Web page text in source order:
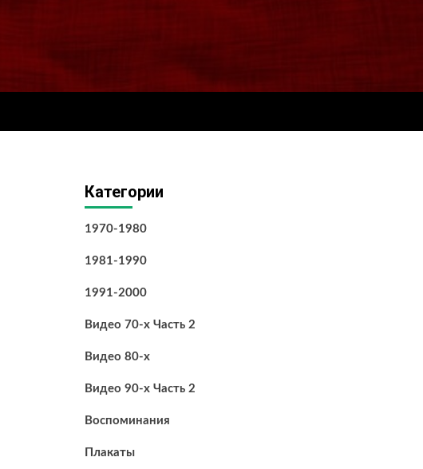
Категории
1970-1980
1981-1990
1991-2000
Видео 70-х Часть 2
Видео 80-х
Видео 90-х Часть 2
Воспоминания
Плакаты